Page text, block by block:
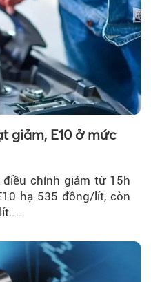
giảm, E10 ở mức
chỉnh giảm từ 15h
hạ 535 đồng/lít, còn